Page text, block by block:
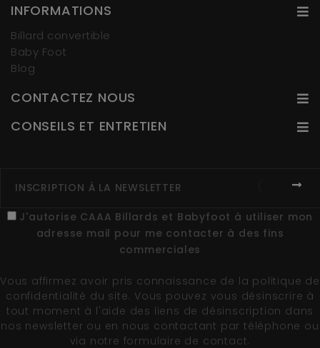
INFORMATIONS
Billard convertible
Baby Foot
Blog
CONTACTEZ NOUS
CONSEILS ET ENTRETIEN
J'autorise CAAA Billards et Babyfoot à utiliser mon
adresse mail pour me contacter à des fins
commerciales
Vous affirmez avoir pris connaissance de la politique de
confidentialité du site. Vous pouvez vous désinscrire à
tout moment à l'aide des liens de désinscription dans
nos newsletter ou en nous contactant par téléphone ou
via notre formulaire de contact.